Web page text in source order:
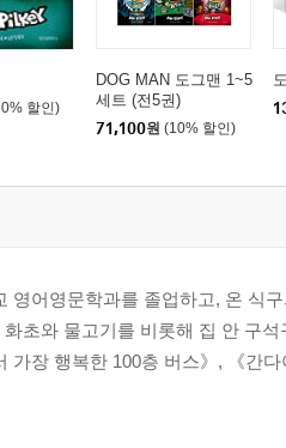
할인)
DOG MAN 도그맨 1~5
세트 (전5권)
71,100원 (10% 할인)
영어영문학과를 졸업하고, 온 식
화초와 물고기를 비롯해 집 안 구
가장 행복한 100층 버스》, 《간